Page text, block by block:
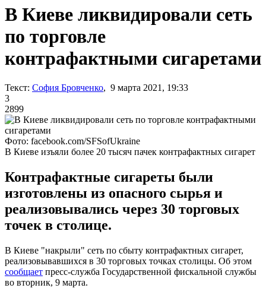
В Киеве ликвидировали сеть
по торговле
контрафактными сигаретами
Текст: София Бровченко, 9 марта 2021, 19:33
3
2899
Фото: facebook.com/SFSofUkraine
В Киеве изъяли более 20 тысяч пачек контрафактных сигарет
Контрафактные сигареты были
изготовлены из опасного сырья и
реализовывались через 30 торговых
точек в столице.
В Киеве "накрыли" сеть по сбыту контрафактных сигарет,
реализовывавшихся в 30 торговых точках столицы. Об этом
сообщает пресс-служба Государственной фискальной службы
во вторник, 9 марта.